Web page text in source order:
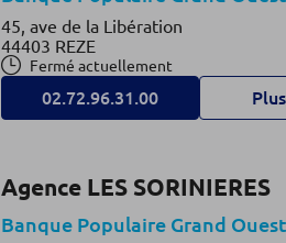
45, ave de la Libération
44403 REZE
Fermé actuellement
02.72.96.31.00
Agence LES SORINIERES
Banque Populaire Grand Ouest